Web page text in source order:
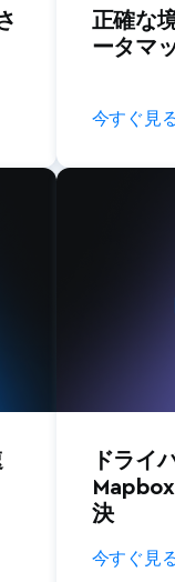
アウトドア
旅行
正確な
ータマ
今すぐ見
ドライ
決
今すぐ見